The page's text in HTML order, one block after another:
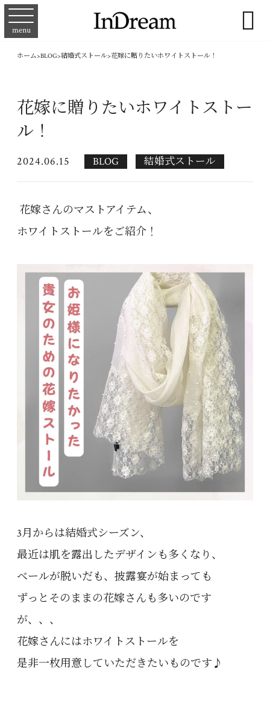
menu 
ホーム>BLOG>結婚式ストール>花嫁に贈りたいホワイトストール！
花嫁に贈りたいホワイトストー
ル！
2024.06.15 BLOG 結婚式ストール
花嫁さんのマストアイテム、
ホワイトストールをご紹介！
3月からは結婚式シーズン、
最近は肌を露出したデザインも多くなり、
ベールが脱いだも、披露宴が始まっても
ずっとそのままの花嫁さんも多いのです
が、、、
花嫁さんにはホワイトストールを
是非一枚用意していただきたいものです♪